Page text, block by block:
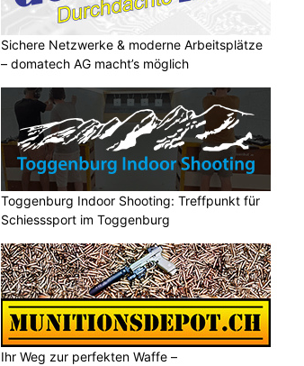
Sichere Netzwerke & moderne Arbeitsplätze
– domatech AG macht’s möglich
Toggenburg Indoor Shooting: Treffpunkt für
Schiesssport im Toggenburg
Ihr Weg zur perfekten Waffe –